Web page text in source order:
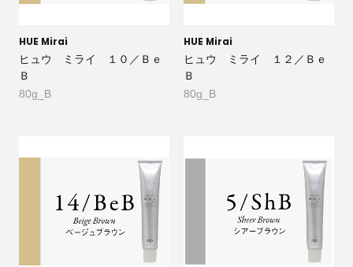
HUE Mirai
ヒュウ ミライ １０／Ｂｅ
Ｂ
80g_B
HUE Mirai
ヒュウ ミライ １２／Ｂｅ
Ｂ
80g_B